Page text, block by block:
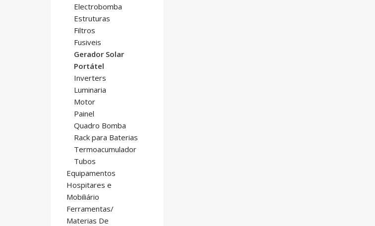
Electrobomba
Estruturas
Filtros
Fusiveis
Gerador Solar
Portátel
Inverters
Luminaria
Motor
Painel
Quadro Bomba
Rack para Baterias
Termoacumulador
Tubos
Equipamentos
Hospitares e
Mobiliário
Ferramentas/
Materias De